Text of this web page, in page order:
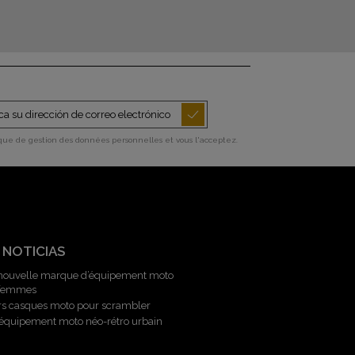
de gestion des données personnelles et vous l'acceptez.
marque d’équipement moto
casques moto pour scrambler
moto néo-rétro urbain